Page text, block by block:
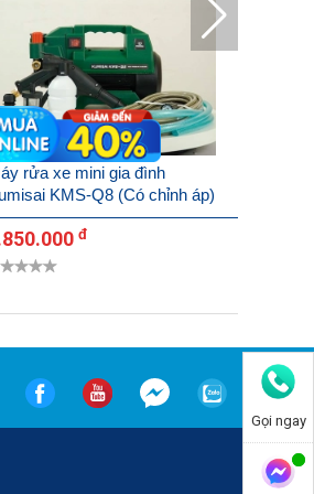
rửa xe mini gia đình
KMS-Q8 (Có chỉnh áp)
đ
Gọi ngay